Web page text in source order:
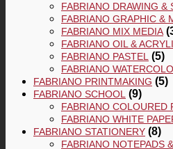
FABRIANO DRAWING &
FABRIANO GRAPHIC &
FABRIANO MIX MEDIA
FABRIANO OIL &
FABRIANO PASTEL (5)
FABRIANO
FABRIANO PRINTMAKING (5)
FABRIANO SCHOOL (9)
FABRIANO COLOURED
FABRIANO WHITE
FABRIANO STATIONERY (8)
FABRIANO NOTEPADS